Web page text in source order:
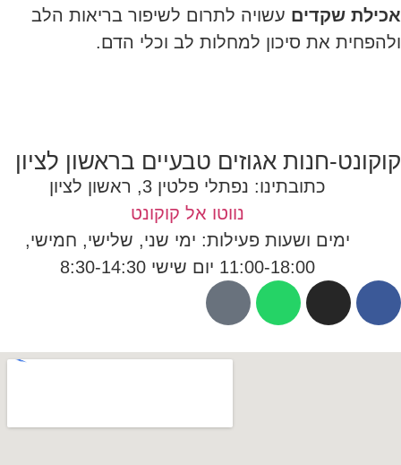
אכילת שקדים עשויה לתרום לשיפור בריאות הלב
ולהפחית את סיכון למחלות לב וכלי הדם.
קוקונט-חנות אגוזים טבעיים בראשון לציון
כתובתינו: נפתלי פלטין 3, ראשון לציון
נווטו אל קוקונט
ימים ושעות פעילות: ימי שני, שלישי, חמישי,
11:00-18:00 יום שישי 8:30-14:30